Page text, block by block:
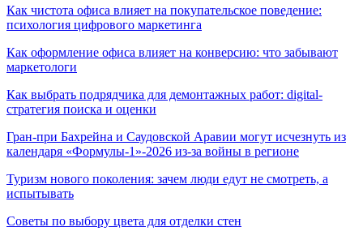
Как чистота офиса влияет на покупательское поведение:
психология цифрового маркетинга
Как оформление офиса влияет на конверсию: что забывают
маркетологи
Как выбрать подрядчика для демонтажных работ: digital-
стратегия поиска и оценки
Гран-при Бахрейна и Саудовской Аравии могут исчезнуть из
календаря «Формулы-1»-2026 из-за войны в регионе
Туризм нового поколения: зачем люди едут не смотреть, а
испытывать
Советы по выбору цвета для отделки стен